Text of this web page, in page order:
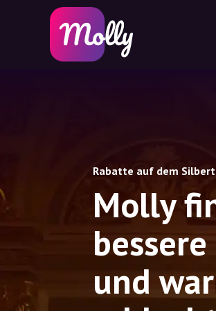
Rabatte auf dem
Molly
und